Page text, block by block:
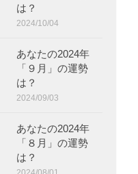
は？
2024/10/04
あなたの2024年
「９月」の運勢
は？
2024/09/03
あなたの2024年
「８月」の運勢
は？